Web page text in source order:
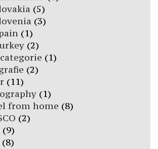
(5)
(3)
(1)
(2)
(1)
(2)
(11)
(1)
from home (8)
(2)
(9)
(8)